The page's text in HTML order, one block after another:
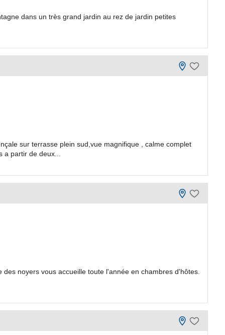
dans un très grand jardin au rez de jardin petites
sur terrasse plein sud,vue magnifique , calme complet
partir de deux...
noyers vous accueille toute l'année en chambres d'hôtes.